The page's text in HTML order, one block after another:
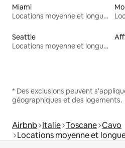
Miami
Locations moyenne et longue durée
Seattle
Locations moyenne et longue durée
* Des exclusions peuvent
géographiques et des logements.
Airbnb Italie Toscane Cavo
Locations moyenne et